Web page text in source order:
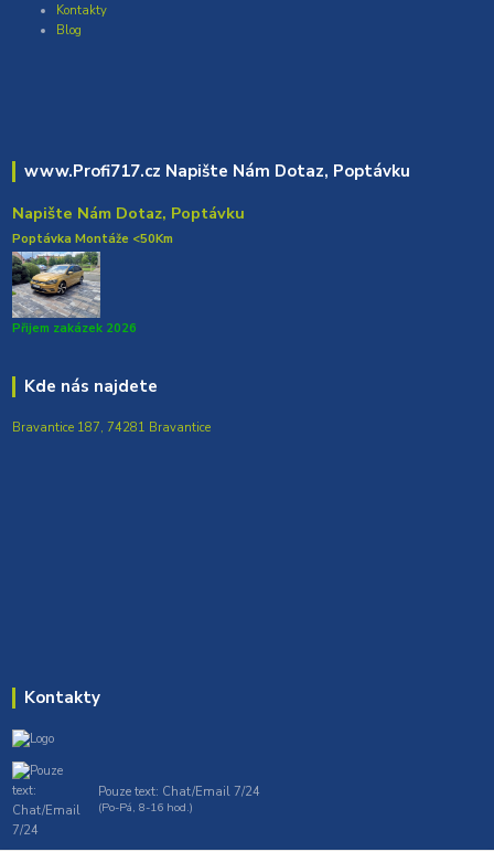
Kontakty
Blog
www.Profi717.cz Napište Nám Dotaz, Poptávku
Napište Nám Dotaz, Poptávku
Poptávka Montáže <50Km
Přijem zakázek 2026
Kde nás najdete
Bravantice 187, 74281 Bravantice
Kontakty
Pouze text: Chat/Email 7/24
(Po-Pá, 8-16 hod.)